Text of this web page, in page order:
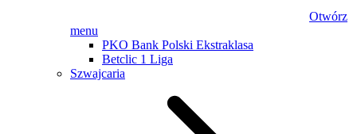
Otwórz
menu
PKO Bank Polski Ekstraklasa
Betclic 1 Liga
Szwajcaria